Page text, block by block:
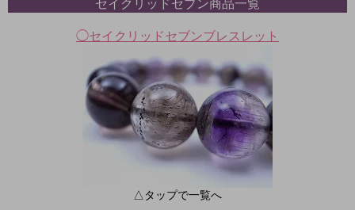
セイクリッドセブン商品一覧
◯セイクリッドセブンブレスレット
△タップで一覧へ